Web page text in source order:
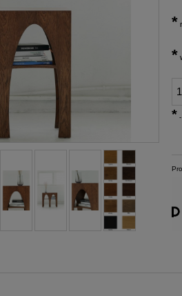
*
*
*